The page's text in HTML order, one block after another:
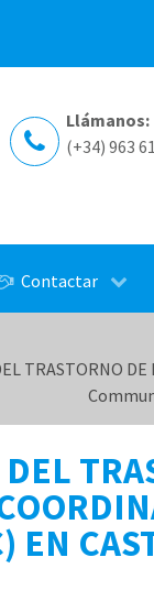
Llámanos:
(+34) 963
Contactar
TRASTORNO